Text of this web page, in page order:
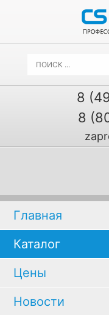
8
8
Главная
Каталог
Цены
Новости